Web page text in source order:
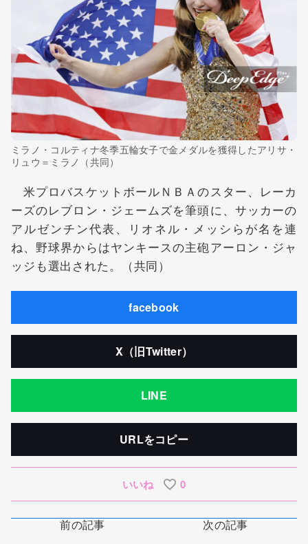
ミラノ・コルティナ冬季五輪女子で金メダルを獲得したアリサ・
リュウ＝ミラノ（共同）
米プロバスケットボールＮＢＡのスター、レーカ
ーズのレブロン・ジェームズを筆頭に、サッカーの
アルゼンチン代表、リオネル・メッシらが名を連
ね、野球界からはヤンキースの主砲アーロン・ジャ
ッジも選出された。（共同）
facebook
X（旧Twitter）
LINE
URLをコピー
いいね 0
前の記事 次の記事